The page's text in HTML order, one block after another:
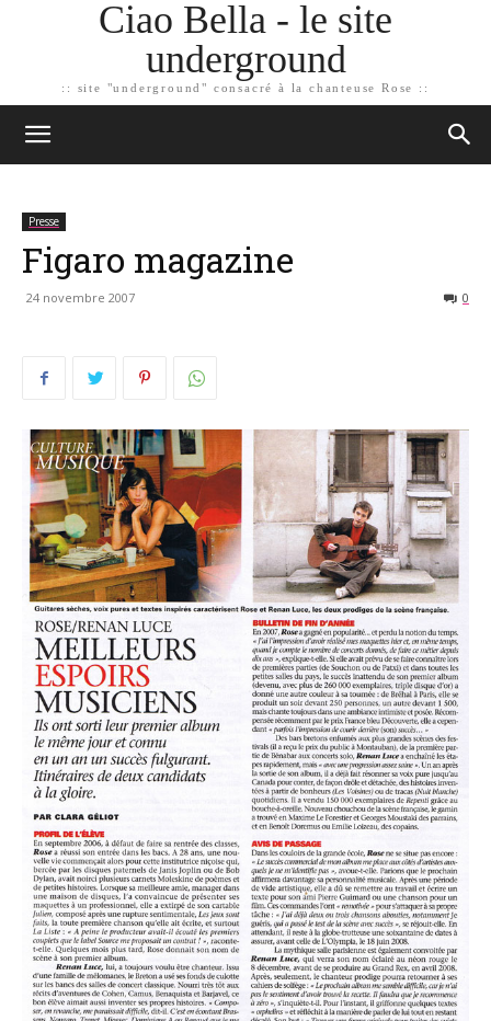
Ciao Bella - le site
underground
:: site "underground" consacré à la chanteuse Rose ::
Presse
Figaro magazine
24 novembre 2007 0